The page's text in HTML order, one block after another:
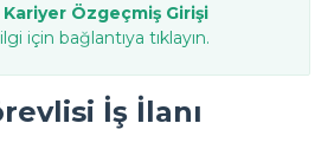
Kariyer Özgeçmiş Girişi
için bağlantıya tıklayın.
İş İlanı